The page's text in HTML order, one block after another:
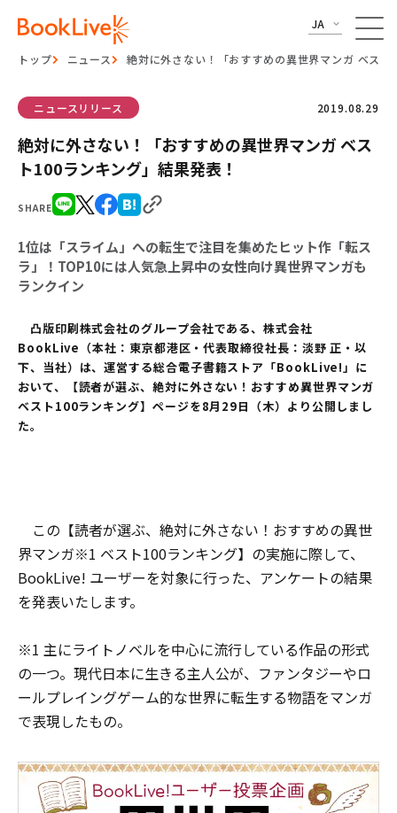
JA
トップ ニュース 絶対に外さない！「おすすめの異世界マンガ ベス
SHARE
ニュースリリース 2019.08.29
絶対に外さない！「おすすめの異世界マンガ ベス
ト100ランキング」結果発表！
1位は「スライム」への転生で注目を集めたヒット作「転ス
ラ」！TOP10には人気急上昇中の女性向け異世界マンガも
ランクイン
凸版印刷株式会社のグループ会社である、株式会社
BookLive（本社：東京都港区・代表取締役社長：淡野 正・以
下、当社）は、運営する総合電子書籍ストア「BookLive!」に
おいて、【読者が選ぶ、絶対に外さない！おすすめ異世界マンガ
ベスト100ランキング】ページを8月29日（木）より公開しまし
た。
この【読者が選ぶ、絶対に外さない！おすすめの異世
界マンガ※1 ベスト100ランキング】の実施に際して、
BookLive! ユーザーを対象に行った、アンケートの結果
を発表いたします。
※1 主にライトノベルを中心に流行している作品の形式
の一つ。現代日本に生きる主人公が、ファンタジーやロ
ールプレイングゲーム的な世界に転生する物語をマンガ
で表現したもの。